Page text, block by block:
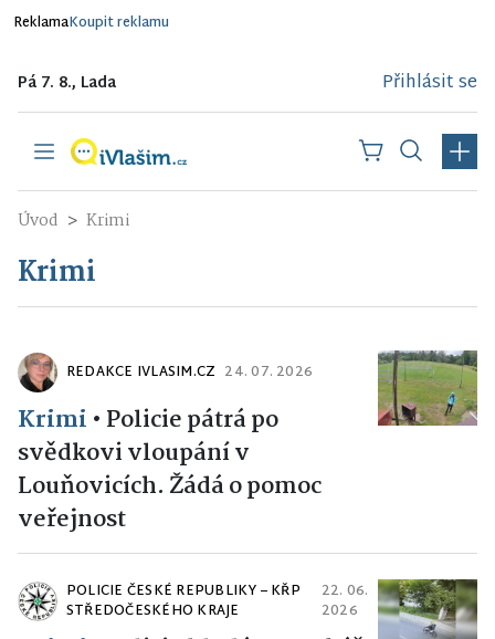
ReklamaKoupit reklamu
Pá 7. 8., Lada Přihlásit se
Úvod Krimi
Krimi
REDAKCE IVLASIM.CZ 24. 07. 2026
Krimi • Policie pátrá po
svědkovi vloupání v
Louňovicích. Žádá o pomoc
veřejnost
POLICIE ČESKÉ REPUBLIKY – KŘP
STŘEDOČESKÉHO KRAJE
22. 06.
2026